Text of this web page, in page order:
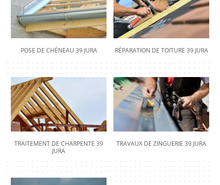
POSE DE CHÉNEAU 39 JURA RÉPARATION DE TOITURE 39 JURA
TRAITEMENT DE CHARPENTE 39
JURA
TRAVAUX DE ZINGUERIE 39 JURA